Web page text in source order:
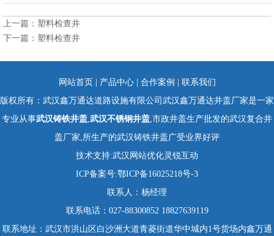
上一篇： 塑料检查井
下一篇： 塑料检查井
网站首页 产品中心| 合作案例
联系我们
版权所有：武汉鑫万通达道路设施有限公司武汉鑫万通达井盖厂家是一家
专业从事武汉铸铁井盖,武汉不锈钢井盖,市政井盖生产批发的武汉复合井
盖厂家,所生产的武汉铸铁井盖广受业界好评
技术支持:武汉网站优化灵锐互动
ICP备案号:鄂ICP备16025218号-3
联系人：杨经理
联系电话：027-88300852 18827639119
联系地址：武汉市洪山区白沙洲大道青菱街道华中城内1号货场内鑫万通